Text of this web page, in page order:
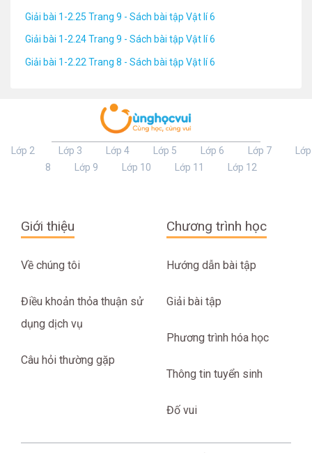
Giải bài 1-2.25 Trang 9 - Sách bài tập Vật lí 6
Giải bài 1-2.24 Trang 9 - Sách bài tập Vật lí 6
Giải bài 1-2.22 Trang 8 - Sách bài tập Vật lí 6
Lớp 2 Lớp 3 Lớp 4 Lớp 5 Lớp 6 Lớp 7
Lớp
8
Lớp 9 Lớp 10 Lớp 11 Lớp 12
Giới thiệu
Về chúng tôi
Điều khoản thỏa thuận sử
dụng dịch vụ
Câu hỏi thường gặp
Chương trình học
Hướng dẫn bài tập
Giải bài tập
Phương trình hóa học
Thông tin tuyển sinh
Đố vui